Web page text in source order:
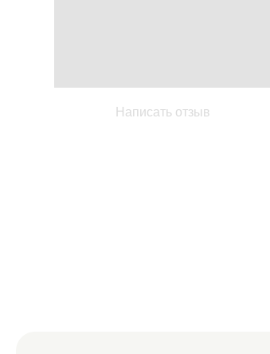
Написать отзыв